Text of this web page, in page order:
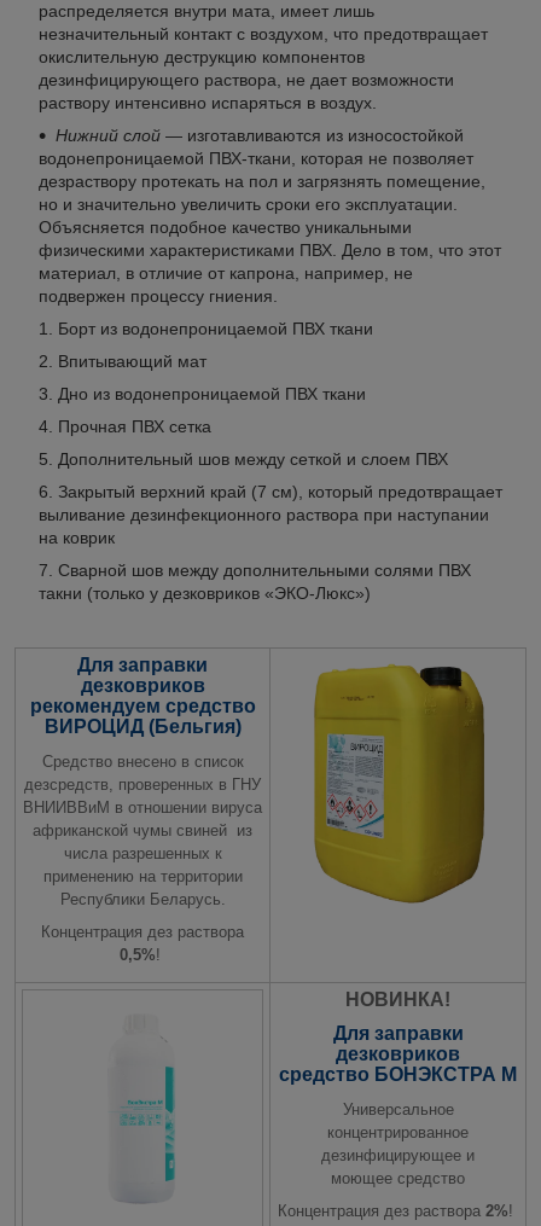
распределяется внутри мата, имеет лишь
незначительный контакт с воздухом, что предотвращает
окислительную деструкцию компонентов
дезинфицирующего раствора, не дает возможности
раствору интенсивно испаряться в воздух.
Нижний слой — изготавливаются из износостойкой
водонепроницаемой ПВХ-ткани, которая не позволяет
дезраствору протекать на пол и загрязнять помещение,
но и значительно увеличить сроки его эксплуатации.
Объясняется подобное качество уникальными
физическими характеристиками ПВХ. Дело в том, что этот
материал, в отличие от капрона, например, не
подвержен процессу гниения.
Борт из водонепроницаемой ПВХ ткани
Впитывающий мат
Дно из водонепроницаемой ПВХ ткани
Прочная ПВХ сетка
Дополнительный шов между сеткой и слоем ПВХ
Закрытый верхний край (7 см), который предотвращает
выливание дезинфекционного раствора при наступании
на коврик
Сварной шов между дополнительными солями ПВХ
такни (только у дезковриков «ЭКО-Люкс»)
Для заправки
дезковриков
рекомендуем средство
ВИРОЦИД (Бельгия)
Средство внесено в список
дезсредств, проверенных в ГНУ
ВНИИВВиМ в отношении вируса
африканской чумы свиней из
числа разрешенных к
применению на территории
Республики Беларусь.
Концентрация дез раствора
0,5%!
НОВИНКА!
Для заправки
дезковриков
средство БОНЭКСТРА М
Универсальное
концентрированное
дезинфицирующее и
моющее средство
Концентрация дез раствора 2%!